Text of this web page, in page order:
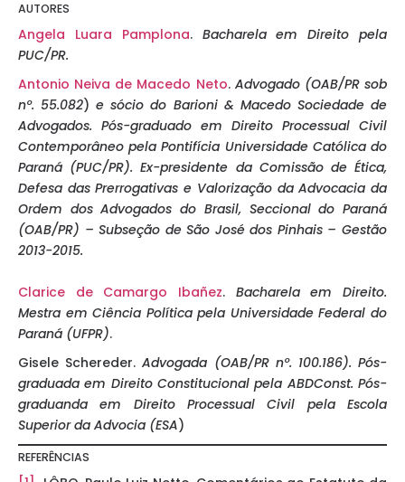
AUTORES
Angela Luara Pamplona. Bacharela em Direito pela
PUC/PR.
Antonio Neiva de Macedo Neto. Advogado (OAB/PR sob
nº. 55.082)e sócio do Barioni & Macedo Sociedade de
Advogados. Pós-graduado em Direito Processual Civil
Contemporâneo pela Pontifícia Universidade Católica do
Paraná (PUC/PR). Ex-presidente da Comissão de Ética,
Defesa das Prerrogativas e Valorização da Advocacia da
Ordem dos Advogados do Brasil, Seccional do Paraná
(OAB/PR) – Subseção de São José dos Pinhais – Gestão
2013-2015.
Clarice de Camargo Ibañez. Bacharela em Direito.
Mestra em Ciência Política pela Universidade Federal do
Paraná (UFPR).
Gisele Schereder.Advogada (OAB/PR nº. 100.186). Pós-
graduada em Direito Constitucional pela ABDConst. Pós-
graduanda em Direito Processual Civil pela Escola
Superior da Advocia (ESA)
REFERÊNCIAS